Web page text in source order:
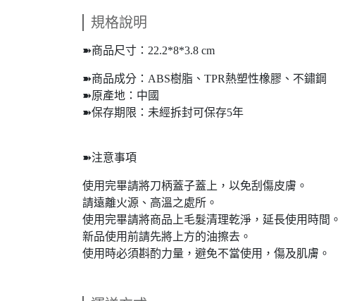
規格說明
➽商品尺寸：22.2*8*3.8 cm
➽商品成分：ABS樹脂、TPR熱塑性橡膠、不鏽鋼
➽原產地：中國
➽保存期限：未經拆封可保存5年
➽注意事項
使用完畢請將刀柄蓋子蓋上，以免刮傷皮膚。
請遠離火源、高溫之處所。
使用完畢請將商品上毛髮清理乾淨，延長使用時間。
新品使用前請先將上方的油擦去。
使用時必須斟酌力量，避免不當使用，傷及肌膚。